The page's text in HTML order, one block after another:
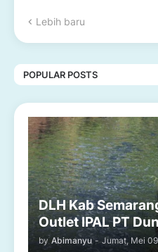
Lebih baru
POPULAR POSTS
DLH Kab
Outlet IPAL PT
by Abimanyu - Jumat, Mei